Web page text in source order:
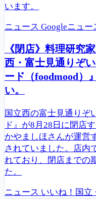
います。
ニュース Googleニュー
《閉店》料理研究
西・富士見通りぞ
ード（foodmood）
い。
国立西の富士見通りぞ
ド』が8月28日に閉店
かやましほさんが運営
されていました。店内
れており、閉店までの
た。
ニュース いいね！国立 ·